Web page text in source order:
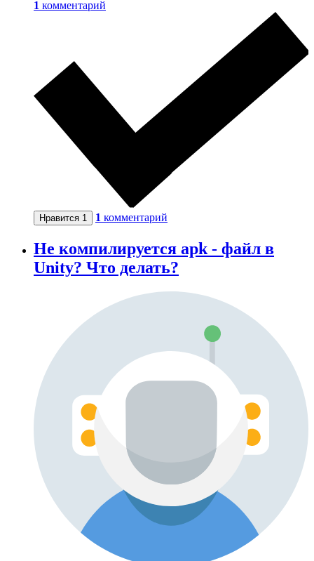
1 комментарий
Нравится 1 1 комментарий
Не компилируется apk - файл в
Unity? Что делать?